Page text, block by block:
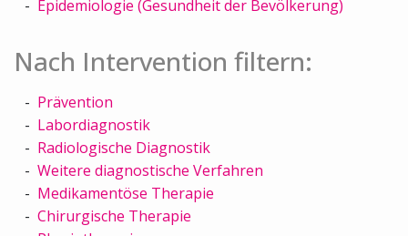
Epidemiologie (Gesundheit der Bevölkerung)
Nach Intervention filtern:
Prävention
Labordiagnostik
Radiologische Diagnostik
Weitere diagnostische Verfahren
Medikamentöse Therapie
Chirurgische Therapie